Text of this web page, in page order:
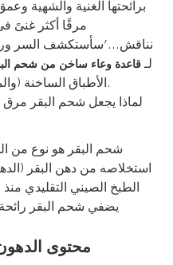
برائحتها الغنية والشهية
مرقًا أكثر غنىً
نناقش...’سأستكشف السر وراء
لـقاعدة وعاء ساخن من شحم
الأطباق الساخنة (والمطاعم) باعتباره الاختيار الأول لهم.
شحم البقر هو نوع من
استخلاصه من دهن البقر
الطبخ الصيني التقليدي
يضفي شحم البقر رائحة
محتوى